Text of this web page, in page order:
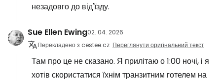
незадовго до від'їзду.
Sue Ellen Ewing02. 04. 2026
Перекладено з cestee.cz Переглянути оригінальний текст
Там про це не сказано. Я прилітаю о 1:00 ночі, і я
хотів скористатися їхнім транзитним готелем на